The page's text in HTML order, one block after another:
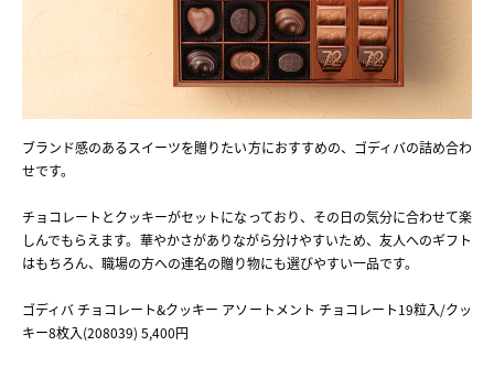
ブランド感のあるスイーツを贈りたい方におすすめの、ゴディバの詰め合わ
せです。
チョコレートとクッキーがセットになっており、その日の気分に合わせて楽
しんでもらえます。華やかさがありながら分けやすいため、友人へのギフト
はもちろん、職場の方への連名の贈り物にも選びやすい一品です。
ゴディバ チョコレート&クッキー アソートメント チョコレート19粒入/クッ
キー8枚入(208039) 5,400円